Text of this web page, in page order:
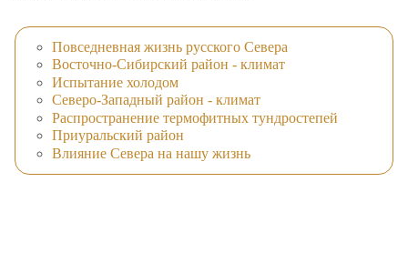
Повседневная жизнь русского Севера
Восточно-Сибирский район - климат
Испытание холодом
Северо-Западный район - климат
Распространение термофитных тундростепей
Приуральский район
Влияние Севера на нашу жизнь